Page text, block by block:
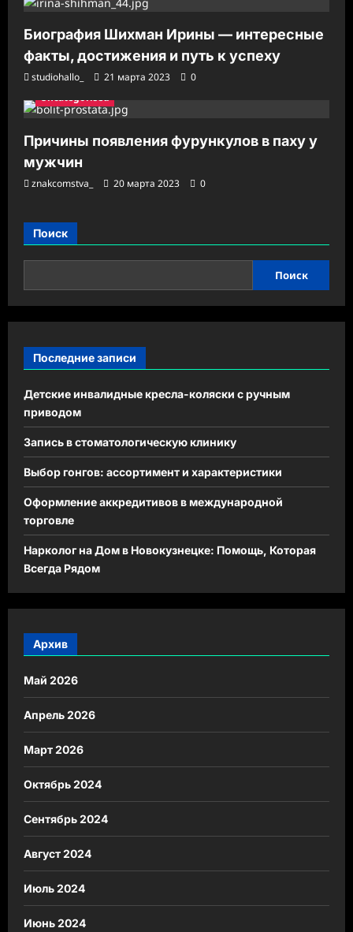
Биография Шихман Ирины — интересные
факты, достижения и путь к успеху
studiohallo_ 21 марта 2023
0
Uncategorised
Причины появления фурункулов в паху у
мужчин
znakcomstva_ 20 марта 2023 0
Поиск
Поиск
Последние записи
Детские инвалидные кресла-коляски с ручным
приводом
Запись в стоматологическую клинику
Выбор гонгов: ассортимент и характеристики
Оформление аккредитивов в международной
торговле
Нарколог на Дом в Новокузнецке: Помощь, Которая
Всегда Рядом
Архив
Май 2026
Апрель 2026
Март 2026
Октябрь 2024
Сентябрь 2024
Август 2024
Июль 2024
Июнь 2024